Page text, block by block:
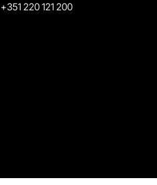
+351 220 121 200